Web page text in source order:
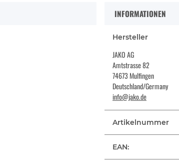
INFORMATIONEN
Hersteller
JAKO AG
Amtstrasse 82
74673 Mulfingen
Deutschland/Germany
info@jako.de
Artikelnummer
EAN: